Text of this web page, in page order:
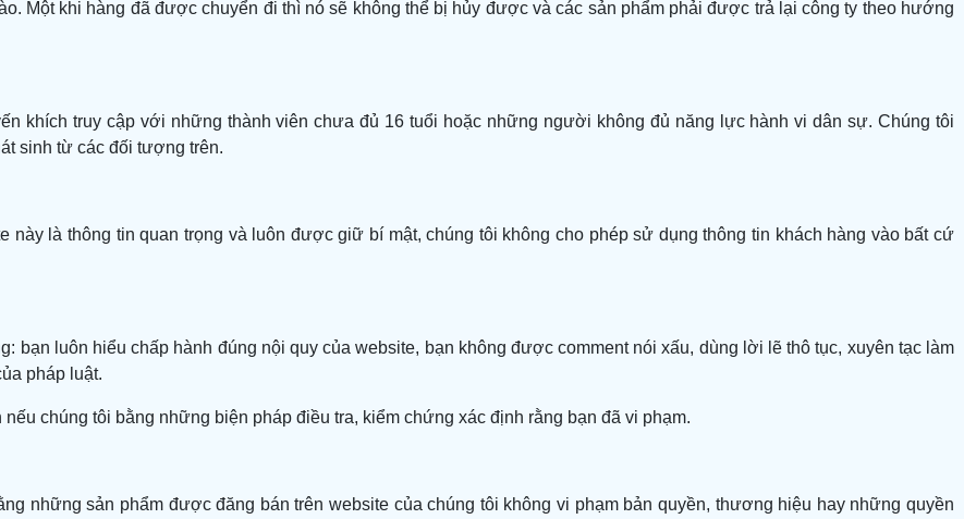
Một khi hàng đã được chuyển đi thì nó sẽ không thể bị hủy được và các sản phẩm phải được trả lại công ty theo hướng
khích truy cập với những thành viên chưa đủ 16 tuổi hoặc những người không đủ năng lực hành vi dân sự. Chúng tôi
sinh từ các đối tượng trên.
này là thông tin quan trọng và luôn được giữ bí mật, chúng tôi không cho phép sử dụng thông tin khách hàng vào bất cứ
bạn luôn hiểu chấp hành đúng nội quy của website, bạn không được comment nói xấu, dùng lời lẽ thô tục, xuyên tạc làm
pháp luật.
chúng tôi bằng những biện pháp điều tra, kiểm chứng xác định rằng bạn đã vi phạm.
những sản phẩm được đăng bán trên website của chúng tôi không vi phạm bản quyền, thương hiệu hay những quyền